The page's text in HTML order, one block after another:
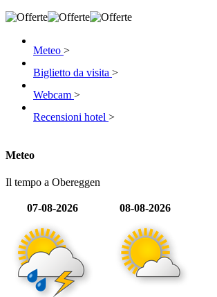
Meteo >
Biglietto da visita >
Webcam >
Recensioni hotel >
Meteo
Il tempo a Obereggen
07-08-2026 08-08-2026